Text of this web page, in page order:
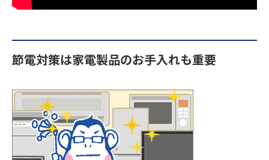
節電対策は家電製品のお手入れも重要